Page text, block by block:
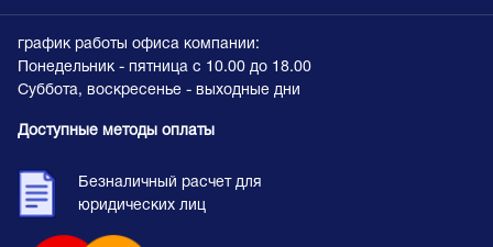
график работы офиса компании:
Понедельник - пятница с 10.00 до 18.00
Суббота, воскресенье - выходные дни
Доступные методы оплаты
Безналичный расчет для
юридических лиц